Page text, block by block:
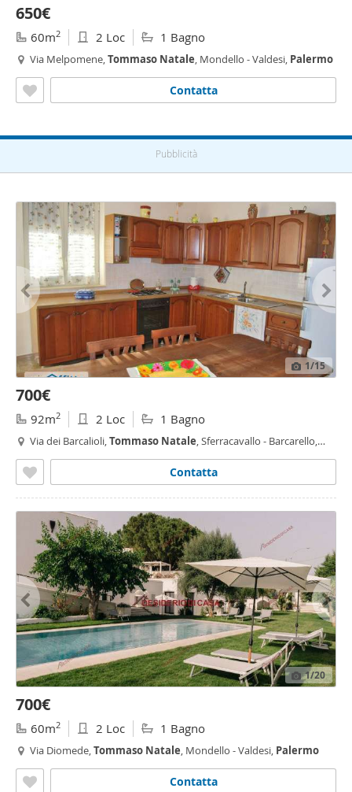
650€
60m2 2 Loc 1 Bagno
Via Melpomene,Tommaso Natale, Mondello - Valdesi, Palermo
Contatta
Pubblicità
1/15
700€
92m2 2 Loc 1 Bagno
Via dei Barcalioli,Tommaso Natale, Sferracavallo - Barcarello,
Contatta
1/20
700€
60m2 2 Loc 1 Bagno
Via Diomede,Tommaso Natale, Mondello - Valdesi, Palermo
Contatta